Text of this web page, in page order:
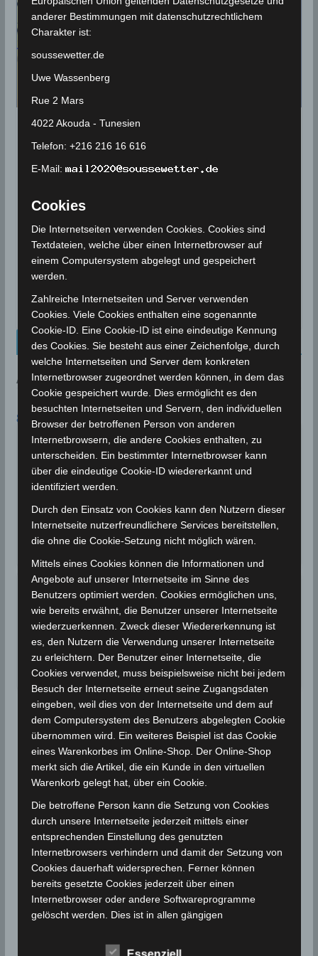
Sinkende Temperaturen, Regen
Do, 30. Nov 2017
27. November 2017 Wettermann
2325 Views
Kaltluft,Polarluft,Prognose,Schnee,Vorhersage
In der zweiten Wochenhälfte müssen wir uns in
einstellen. Die Kaltfront, die
Kalenderblatt Neu
AN DIESEM TAG:
8. AUGUST
2018
Für einen August außergewöhnliche
Niederschlagsmengen werden in
Tunesien registriert
Für einen August außergewöhnliche
Niederschlagsmengen werden in Tunesien
registriert. Zwischen…
Wettergeschehen (Meteorologie) Weiterlesen
2021
Gouvernorat Kebili neuer
Hitzerekord
Gouvernorat Kebili: Mit 48,5 Grad Celsius wird
in der Region…
Wettergeschehen (Meteorologie) Weiterlesen
anderer Bestimmungen mit datenschutzrechtlichem
Charakter ist:
soussewetter.de
Uwe Wassenberg
Rue 2 Mars
4022 Akouda - Tunesien
Telefon: +216 216 16 616
E-Mail:
Cookies
Die Internetseiten verwenden Cookies. Cookies sind
Textdateien, welche über einen Internetbrowser auf
einem Computersystem abgelegt und gespeichert
werden.
Zahlreiche Internetseiten und Server verwenden
Cookies. Viele Cookies enthalten eine sogenannte
Cookie-ID. Eine Cookie-ID ist eine eindeutige Kennung
des Cookies. Sie besteht aus einer Zeichenfolge, durch
welche Internetseiten und Server dem konkreten
Internetbrowser zugeordnet werden können, in dem das
Cookie gespeichert wurde. Dies ermöglicht es den
besuchten Internetseiten und Servern, den individuellen
Browser der betroffenen Person von anderen
Internetbrowsern, die andere Cookies enthalten, zu
unterscheiden. Ein bestimmter Internetbrowser kann
über die eindeutige Cookie-ID wiedererkannt und
identifiziert werden.
Durch den Einsatz von Cookies kann den Nutzern dieser
Internetseite nutzerfreundlichere Services bereitstellen,
die ohne die Cookie-Setzung nicht möglich wären.
Mittels eines Cookies können die Informationen und
Angebote auf unserer Internetseite im Sinne des
Benutzers optimiert werden. Cookies ermöglichen uns,
wie bereits erwähnt, die Benutzer unserer Internetseite
wiederzuerkennen. Zweck dieser Wiedererkennung ist
es, den Nutzern die Verwendung unserer Internetseite
zu erleichtern. Der Benutzer einer Internetseite, die
Cookies verwendet, muss beispielsweise nicht bei jedem
Besuch der Internetseite erneut seine Zugangsdaten
eingeben, weil dies von der Internetseite und dem auf
dem Computersystem des Benutzers abgelegten Cookie
übernommen wird. Ein weiteres Beispiel ist das Cookie
eines Warenkorbes im Online-Shop. Der Online-Shop
merkt sich die Artikel, die ein Kunde in den virtuellen
Warenkorb gelegt hat, über ein Cookie.
Die betroffene Person kann die Setzung von Cookies
durch unsere Internetseite jederzeit mittels einer
entsprechenden Einstellung des genutzten
Internetbrowsers verhindern und damit der Setzung von
Cookies dauerhaft widersprechen. Ferner können
bereits gesetzte Cookies jederzeit über einen
Internetbrowser oder andere Softwareprogramme
gelöscht werden. Dies ist in allen gängigen
Person die Setzung von Cookies in dem genutzten